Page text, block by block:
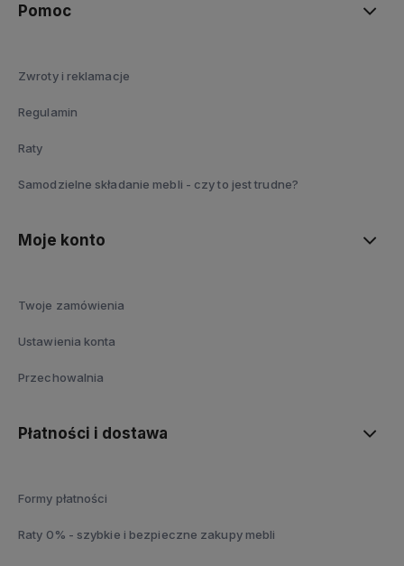
Pomoc
Zwroty i reklamacje
Regulamin
Raty
Samodzielne składanie mebli - czy to jest trudne?
Moje konto
Twoje zamówienia
Ustawienia konta
Przechowalnia
Płatności i dostawa
Formy płatności
Raty 0% - szybkie i bezpieczne zakupy mebli